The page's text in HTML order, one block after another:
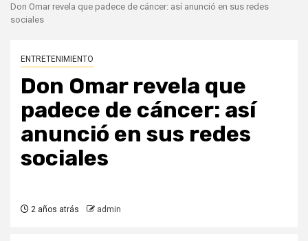
Don Omar revela que padece de cáncer: así anunció en sus redes
sociales
ENTRETENIMIENTO
Don Omar revela que
padece de cáncer: así
anunció en sus redes
sociales
2 años atrás admin